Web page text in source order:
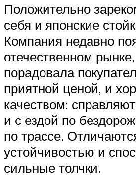
Положительно
себя и японские
Компания недавно
отечественном
порадовала
приятной ценой, и
качеством:
и с ездой по
по трассе.
устойчивостью и
сильные толчки.